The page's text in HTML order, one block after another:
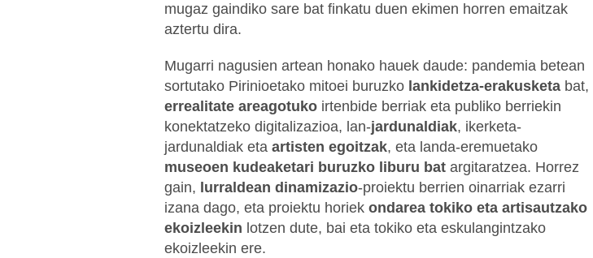
mugaz gaindiko sare bat finkatu duen ekimen horren emaitzak
aztertu dira.
Mugarri nagusien artean honako hauek daude: pandemia betean
sortutako Pirinioetako mitoei buruzko lankidetza-erakusketa bat,
errealitate areagotuko irtenbide berriak eta publiko berriekin
konektatzeko digitalizazioa, lan-jardunaldiak, ikerketa-
jardunaldiak eta artisten egoitzak, eta landa-eremuetako
museoen kudeaketari buruzko liburu bat argitaratzea. Horrez
gain, lurraldean dinamizazio-proiektu berrien oinarriak ezarri
izana dago, eta proiektu horiek ondarea tokiko eta artisautzako
ekoizleekin lotzen dute, bai eta tokiko eta eskulangintzako
ekoizleekin ere.